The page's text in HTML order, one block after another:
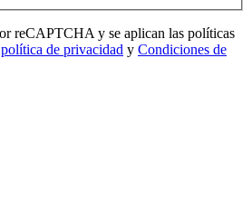
reCAPTCHA y se aplican las políticas
política de privacidad y Condiciones de